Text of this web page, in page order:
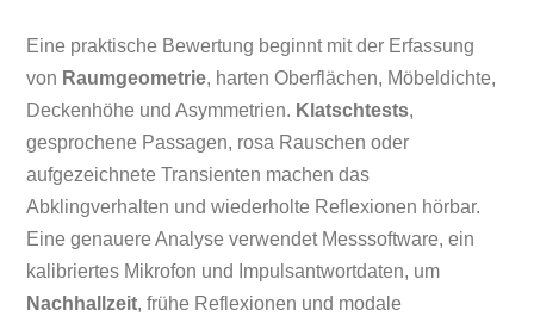
Eine praktische Bewertung beginnt mit der Erfassung
von Raumgeometrie, harten Oberflächen, Möbeldichte,
Deckenhöhe und Asymmetrien. Klatschtests,
gesprochene Passagen, rosa Rauschen oder
aufgezeichnete Transienten machen das
Abklingverhalten und wiederholte Reflexionen hörbar.
Eine genauere Analyse verwendet Messsoftware, ein
kalibriertes Mikrofon und Impulsantwortdaten, um
Nachhallzeit, frühe Reflexionen und modale